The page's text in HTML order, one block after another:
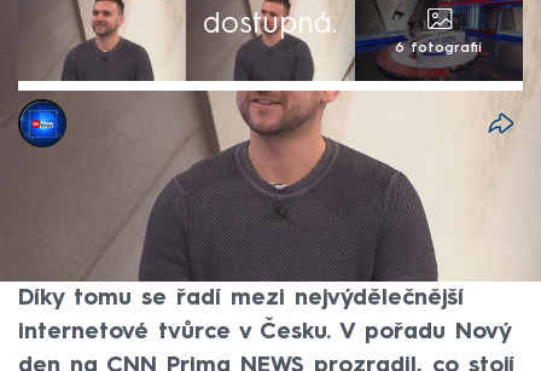
dostupná.
6 fotografií
CNN Prima NEWS
19. bře 2025, 05:53
Youtuber Tary nedávno dosáhl
neuvěřitelného milníku – jeho videa
překonala hranici dvou miliard zhlédnutí.
Díky tomu se řadí mezi nejvýdělečnější
internetové tvůrce v Česku. V pořadu Nový